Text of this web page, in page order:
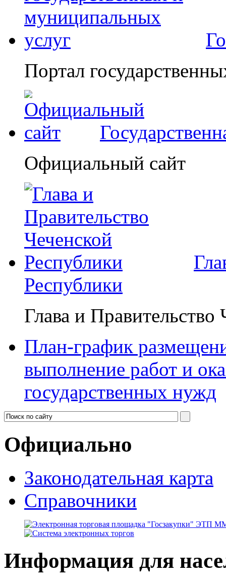
Портал
Официальный сайт
Республики
Глава и
План-график
выполнение работ и
государственных нужд
Официально
Законодательная карта
Справочники
Информация для